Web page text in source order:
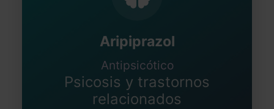
Aripiprazol
Antipsicótico
Psicosis y trastornos
relacionados